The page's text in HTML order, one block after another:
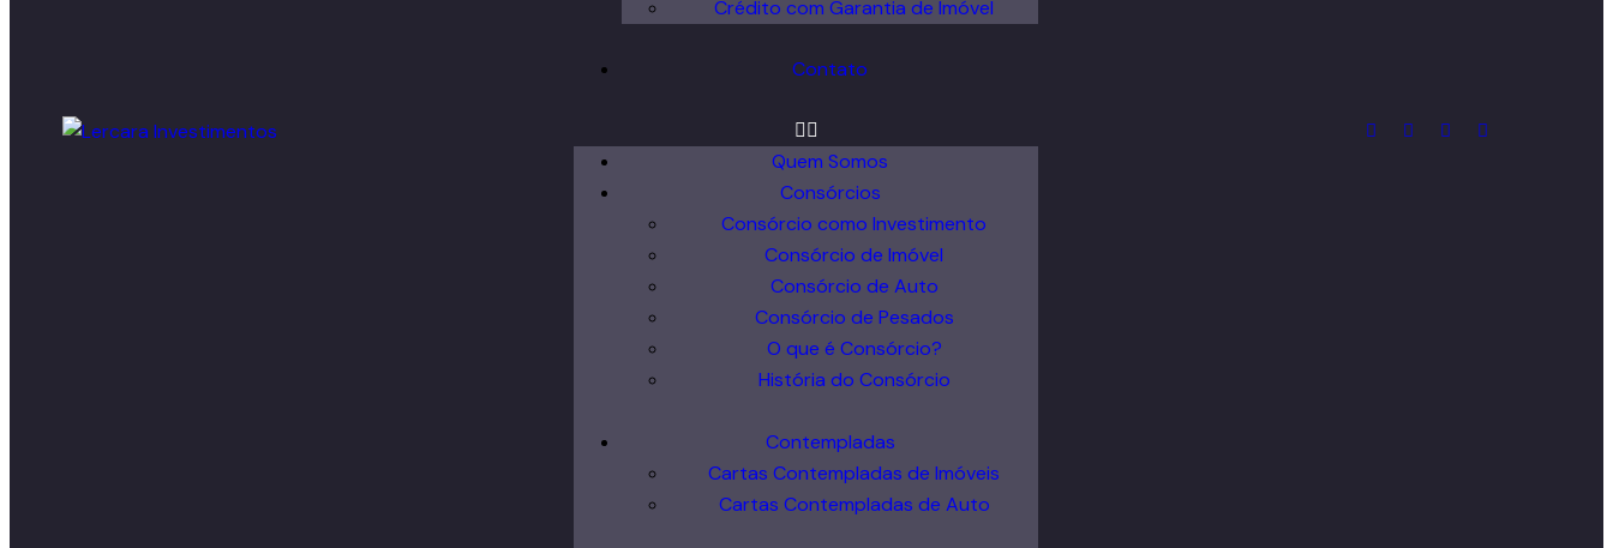
Crédito com Garantia de Imóvel
Contato
Quem Somos
Consórcios
Consórcio como Investimento
Consórcio de Imóvel
Consórcio de Auto
Consórcio de Pesados
O que é Consórcio?
História do Consórcio
Contempladas
Cartas Contempladas de Imóveis
Cartas Contempladas de Auto